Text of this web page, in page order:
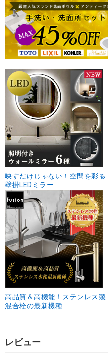
映すだけじゃない！空間を彩る
壁掛LEDミラー
高品質＆高機能！ステンレス製
混合栓の最新機種
レビュー